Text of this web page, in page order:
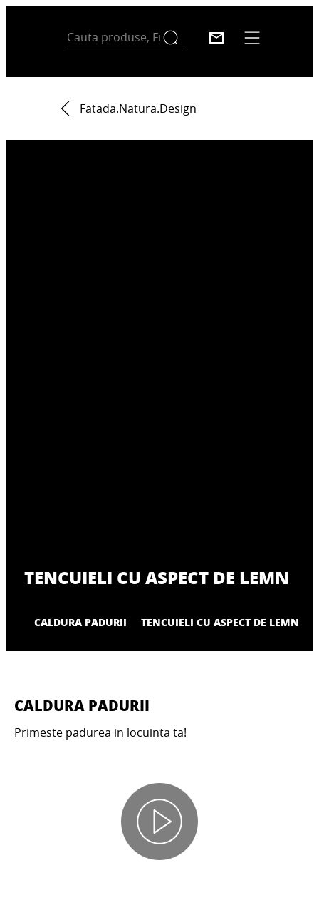
Fatada.Natura.Design
TENCUIELI CU ASPECT DE LEMN
CALDURA PADURII TENCUIELI CU ASPECT DE LEMN
CALDURA PADURII
Primeste padurea in locuinta ta!